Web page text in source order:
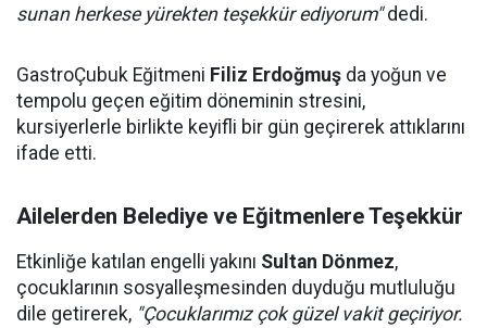
sunan herkese yürekten teşekkür ediyorum"dedi.
GastroÇubuk Eğitmeni Filiz Erdoğmuş da yoğun ve
tempolu geçen eğitim döneminin stresini,
kursiyerlerle birlikte keyifli bir gün geçirerek attıklarını
ifade etti.
Ailelerden Belediye ve Eğitmenlere Teşekkür
Etkinliğe katılan engelli yakını Sultan Dönmez,
çocuklarının sosyalleşmesinden duyduğu mutluluğu
dile getirerek, "Çocuklarımız çok güzel vakit geçiriyor.